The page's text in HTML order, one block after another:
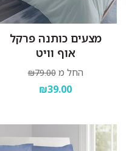
מצעים כותנה פרקל
אוף וויט
החל מ ₪79.00
₪39.00